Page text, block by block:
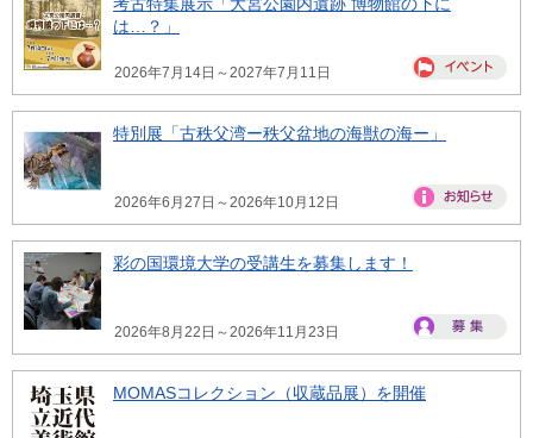
は…？」
2026年7月14日～2027年7月11日
特別展「古秩父湾ー秩父盆地の海獣の海ー」
2026年6月27日～2026年10月12日
彩の国環境大学の受講生を募集します！
2026年8月22日～2026年11月23日
MOMASコレクション（収蔵品展）を開催